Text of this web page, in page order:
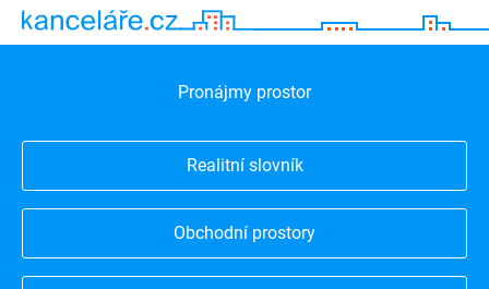
Pronájmy prostor
Realitní slovník
Obchodní prostory